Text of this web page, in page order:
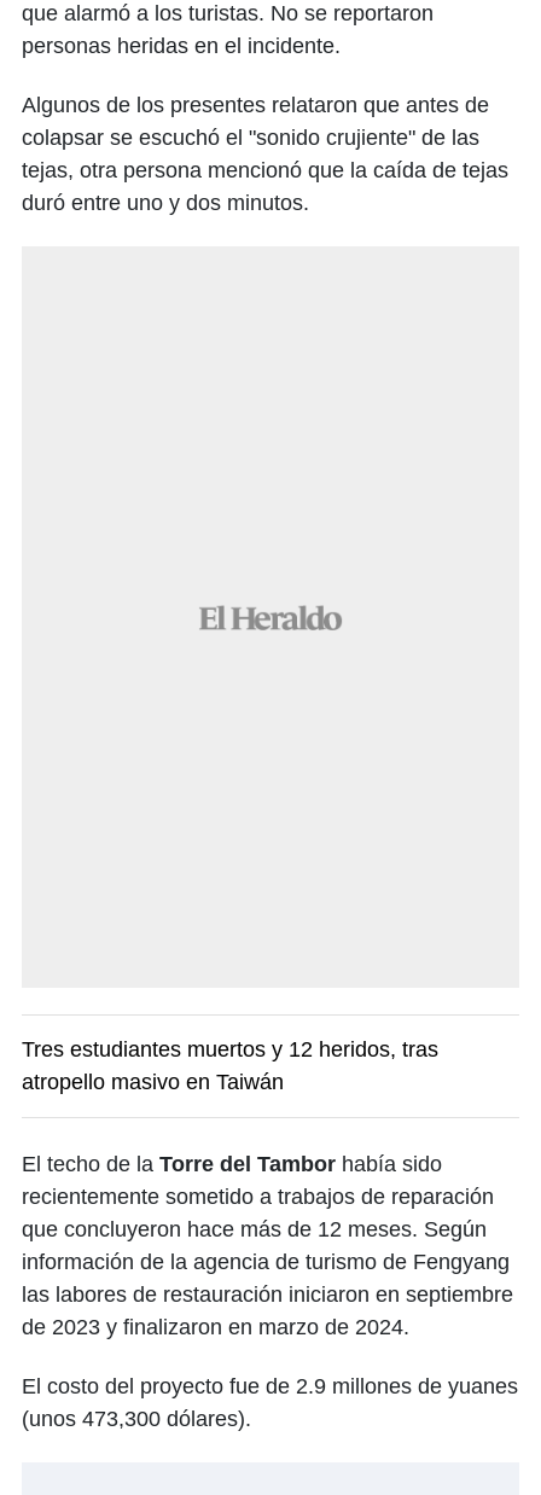
que alarmó a los turistas. No se reportaron
personas heridas en el incidente.
Algunos de los presentes relataron que antes de
colapsar se escuchó el "sonido crujiente" de las
tejas, otra persona mencionó que la caída de tejas
duró entre uno y dos minutos.
Tres estudiantes muertos y 12 heridos, tras
atropello masivo en Taiwán
El techo de la Torre del Tambor había sido
recientemente sometido a trabajos de reparación
que concluyeron hace más de 12 meses. Según
información de la agencia de turismo de Fengyang
las labores de restauración iniciaron en septiembre
de 2023 y finalizaron en marzo de 2024.
El costo del proyecto fue de 2.9 millones de yuanes
(unos 473,300 dólares).